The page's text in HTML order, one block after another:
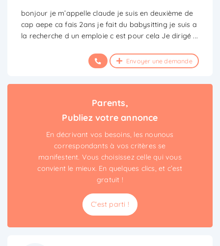
bonjour je m’appelle claude je suis en deuxième de
cap aepe ca fais 2ans je fait du babysitting je suis a
la recherche d un emploie c est pour cela Je dirigé...
Envoyer une demande
Parents,
Publiez votre annonce
En décrivant vos besoins, les nounous
correspondants à vos critères se
manifestent. Vous choisissez celle qui vous
convient le mieux. En quelques clics, et c’est
gratuit !
C'est parti !